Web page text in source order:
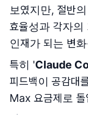
보였지만, 절반
효율성과 각자
인재가 되는 변
특히 'Claude
피드백이 공감대
Max 요금제로 돌